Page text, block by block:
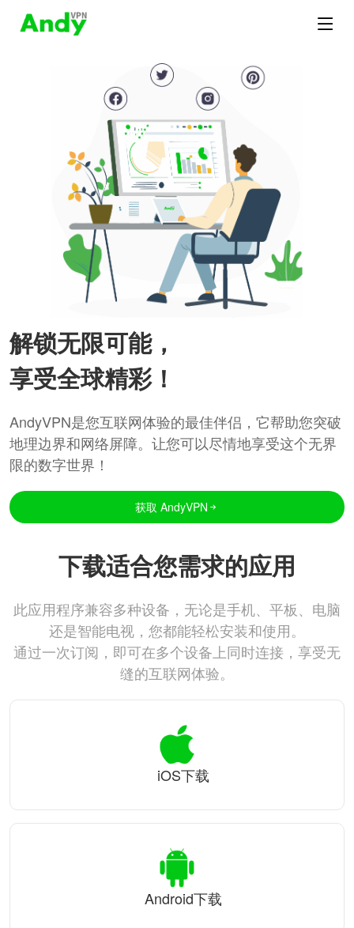
解锁无限可能，
享受全球精彩！
AndyVPN是您互联网体验的最佳伴侣，它帮助您突破
地理边界和网络屏障。让您可以尽情地享受这个无界
限的数字世界！
获取 AndyVPN
下载适合您需求的应用
此应用程序兼容多种设备，无论是手机、平板、电脑
还是智能电视，您都能轻松安装和使用。
通过一次订阅，即可在多个设备上同时连接，享受无
缝的互联网体验。
iOS下载
Android下载